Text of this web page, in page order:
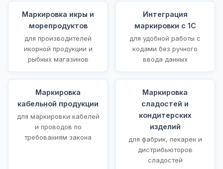
Маркировка икры и
морепродуктов
для производителей
икорной продукции и
рыбных магазинов
Интеграция
маркировки с 1С
для удобной работы с
кодами без ручного
ввода данных
Маркировка
кабельной продукции
для маркировки кабелей
и проводов по
требованиям закона
Маркировка
сладостей и
кондитерских
изделий
для фабрик, пекарен и
дистрибьюторов
сладостей